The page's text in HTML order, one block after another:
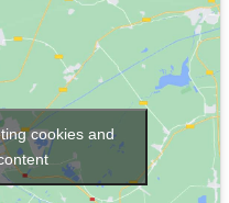
cookies and